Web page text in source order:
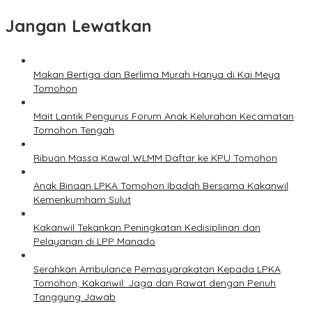
Jangan Lewatkan
Makan Bertiga dan Berlima Murah Hanya di Kai Meya
Tomohon
Mait Lantik Pengurus Forum Anak Kelurahan Kecamatan
Tomohon Tengah
Ribuan Massa Kawal WLMM Daftar ke KPU Tomohon
Anak Binaan LPKA Tomohon Ibadah Bersama Kakanwil
Kemenkumham Sulut
Kakanwil Tekankan Peningkatan Kedisiplinan dan
Pelayanan di LPP Manado
Serahkan Ambulance Pemasyarakatan Kepada LPKA
Tomohon, Kakanwil: Jaga dan Rawat dengan Penuh
Tanggung Jawab